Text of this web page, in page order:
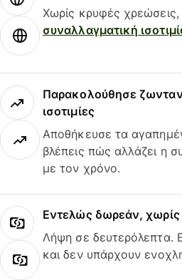
Χωρίς κρυφές χρεώσεις,
συναλλαγματική
Παρακολούθησε
ισοτιμίες
Αποθήκευσε τα
βλέπεις πώς αλλάζει η
με τον χρόνο.
Εντελώς δωρεάν, χωρίς
Λήψη σε δευτερόλεπτα.
και δεν υπάρχουν